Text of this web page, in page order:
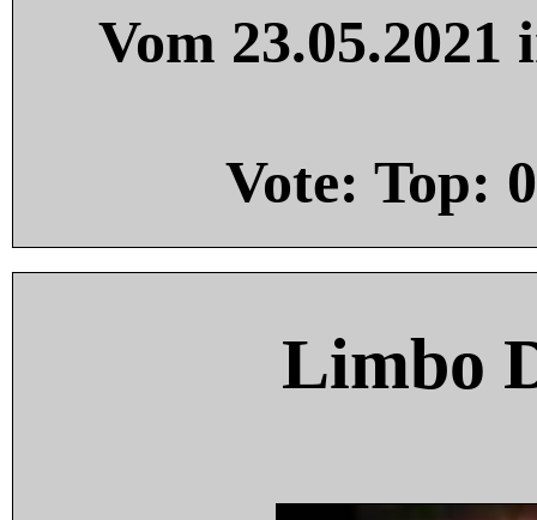
Vom
Vote: Top: 0
Limbo